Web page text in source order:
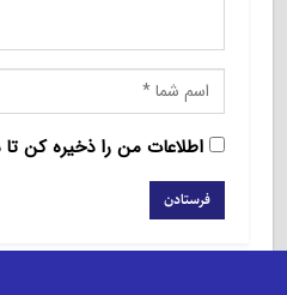
اطلاعات من را ذخیره کن تا